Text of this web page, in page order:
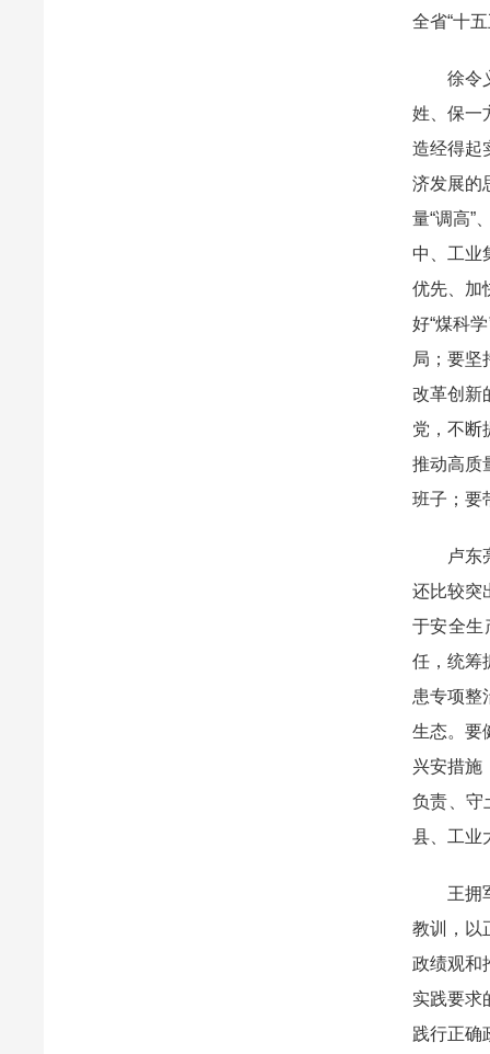
全省“十
徐令义
姓、保一
造经得起
济发展的
量“调高”
中、工业
优先、加
好“煤科
局；要坚
改革创新
党，不断
推动高质
班子；要
卢东亮
还比较突
于安全生
任，统筹
患专项整
生态。要
兴安措施
负责、守
县、工业
王拥军
教训，以
政绩观和
实践要求
践行正确